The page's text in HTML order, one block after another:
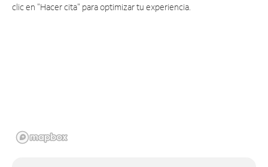
clic en "Hacer cita" para optimizar tu experiencia.